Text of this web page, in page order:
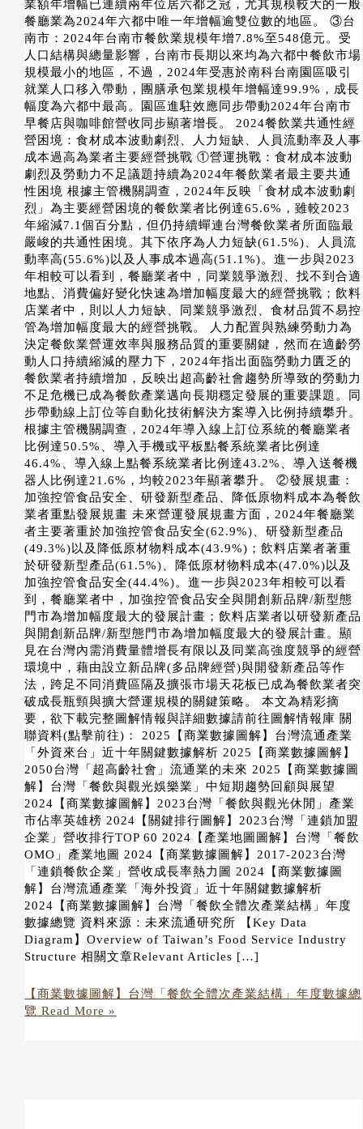
業額年增幅已連續兩年位居六都之冠，尤其規模較大的一般
餐廳業為2024年六都中唯一年增幅逾雙位數的地區。 ③台
南市：2024年台南市餐飲業規模年增7.8%至548億元。受
人口結構與總量影響，台南市長期以來均為六都中餐飲市場
規模最小的地區，不過，2024年受惠於南科台南園區吸引
就業人口移入帶動，團膳承包業規模年增幅達99.9%，成長
幅度為六都中最高。園區進駐效應同步帶動2024年台南市
早餐店與咖啡館營收同步顯著增長。 2024餐飲業共通性經
營困境：食材成本波動劇烈、人力短缺、人員流動率及人事
成本過高為業者主要經營挑戰 ①營運挑戰：食材成本波動
劇烈及勞動力不足議題持續為2024年餐飲業者最主要共通
性困境 根據主管機關調查，2024年反映「食材成本波動劇
烈」為主要經營困境的餐飲業者比例達65.6%，雖較2023
年縮減7.1個百分點，但仍持續蟬連台灣餐飲業者所面臨最
嚴峻的共通性困境。其下依序為人力短缺(61.5%)、人員流
動率高(55.6%)以及人事成本過高(51.1%)。進一步與2023
年相較可以看到，餐廳業者中，同業競爭激烈、找不到合適
地點、消費偏好變化快速為增加幅度最大的經營挑戰；飲料
店業者中，則以人力短缺、同業競爭激烈、食材品質不易控
管為增加幅度最大的經營挑戰。 人力配置與熟練勞動力為
決定餐飲業營運效率與服務品質的重要關鍵，然而在適齡勞
動人口持續縮減的壓力下，2024年指出面臨勞動力匱乏的
餐飲業者持續增加，反映出超高齡社會趨勢所導致的勞動力
不足危機已成為餐飲產業邁向長期穩定發展的重要課題。同
步帶動線上訂位等自動化技術解決方案導入比例持續攀升。
根據主管機關調查，2024年導入線上訂位系統的餐廳業者
比例達50.5%、導入手機或平板點餐系統業者比例達
46.4%、導入線上點餐系統業者比例達43.2%、導入送餐機
器人比例達21.6%，均較2023年顯著攀升。 ②發展規畫：
加強控管食品安全、研發新型產品、降低原物料成本為餐飲
業者重點發展規畫 未來營運發展規畫方面，2024年餐廳業
者主要著重於加強控管食品安全(62.9%)、研發新型產品
(49.3%)以及降低原材物料成本(43.9%)；飲料店業者著重
於研發新型產品(61.5%)、降低原材物料成本(47.0%)以及
加強控管食品安全(44.4%)。進一步與2023年相較可以看
到，餐廳業者中，加強控管食品安全與開創新品牌/新型態
門市為增加幅度最大的發展計畫；飲料店業者以研發新產品
與開創新品牌/新型態門市為增加幅度最大的發展計畫。顯
見在台灣內需消費量體增長有限以及同業高強度競爭的經營
環境中，藉由設立新品牌(多品牌經營)與開發新產品等作
法，跨足不同消費區隔及擴張市場天花板已成為餐飲業者突
破成長瓶頸與擴大營運規模的關鍵策略。 本文為精彩摘
要，欲下載完整圖解情報與詳細數據請前往圖解情報庫 關
聯資料(點擊前往)： 2025【商業數據圖解】台灣流通產業
「外資來台」近十年關鍵數據解析 2025【商業數據圖解】
2050台灣「超高齡社會」流通業的未來 2025【商業數據圖
解】台灣「餐飲與觀光娛樂業」中短期趨勢回顧與展望
2024【商業數據圖解】2023台灣「餐飲與觀光休閒」產業
市佔率英雄榜 2024【關鍵排行圖解】2023台灣「連鎖加盟
企業」營收排行TOP 60 2024【產業地圖圖解】台灣「餐飲
OMO」產業地圖 2024【商業數據圖解】2017-2023台灣
「連鎖餐飲企業」營收成長率熱力圖 2024【商業數據圖
解】台灣流通產業「海外投資」近十年關鍵數據解析
2024【商業數據圖解】台灣「餐飲全體次產業結構」年度
數據總覽 資料來源：未來流通研究所 【Key Data
Diagram】Overview of Taiwan’s Food Service Industry
Structure 相關文章Relevant Articles […]
【商業數據圖解】台灣「餐飲全體次產業結構」年度數據總
覽 Read More »